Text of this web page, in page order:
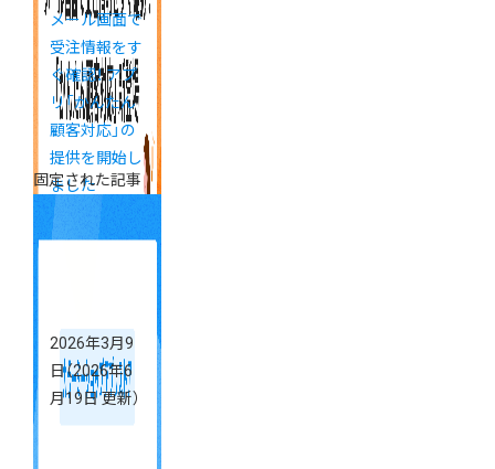
メール画面で
受注情報をす
ぐ確認！ アプ
リ「かんたん
顧客対応」の
提供を開始し
ました
固定された記事
2026年3月9
日（2026年6
月19日 更新）